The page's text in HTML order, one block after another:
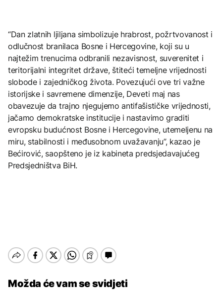
“Dan zlatnih ljiljana simbolizuje hrabrost, požrtvovanost i
odlučnost branilaca Bosne i Hercegovine, koji su u
najtežim trenucima odbranili nezavisnost, suverenitet i
teritorijalni integritet države, štiteći temeljne vrijednosti
slobode i zajedničkog života. Povezujući ove tri važne
istorijske i savremene dimenzije, Deveti maj nas
obavezuje da trajno njegujemo antifašističke vrijednosti,
jačamo demokratske institucije i nastavimo graditi
evropsku budućnost Bosne i Hercegovine, utemeljenu na
miru, stabilnosti i međusobnom uvažavanju”, kazao je
Bećirović, saopšteno je iz kabineta predsjedavajućeg
Predsjedništva BiH.
Možda će vam se svidjeti